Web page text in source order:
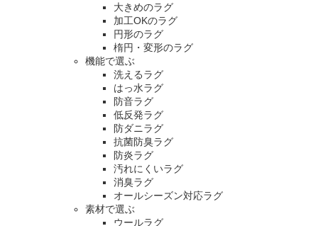
大きめのラグ
加工OKのラグ
円形のラグ
楕円・変形のラグ
機能で選ぶ
洗えるラグ
はっ水ラグ
防音ラグ
低反発ラグ
防ダニラグ
抗菌防臭ラグ
防炎ラグ
汚れにくいラグ
消臭ラグ
オールシーズン対応ラグ
素材で選ぶ
ウールラグ